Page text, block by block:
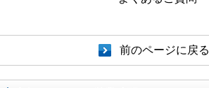
前のページに戻る